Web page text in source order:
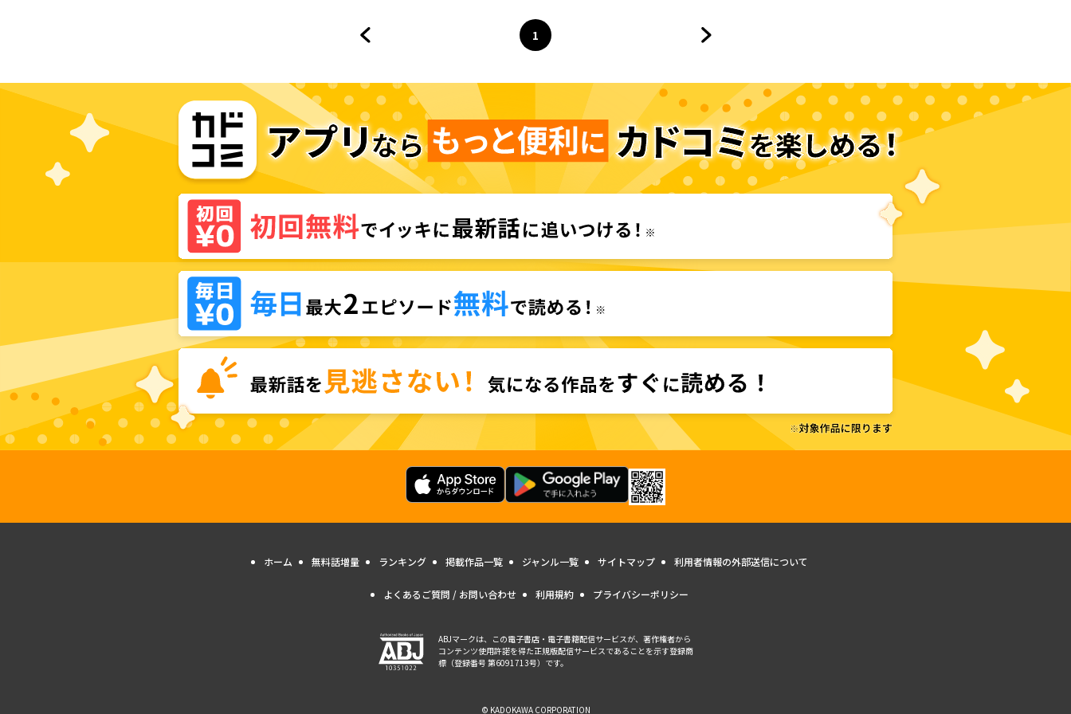
ページ
1
へ
ホーム 無料話増量 ランキング 掲載作品一覧 ジャンル一覧 サイトマップ 利用者情報の外部送信について
よくあるご質問 / お問い合わせ 利用規約 プライバシーポリシー
ABJマークは、この電子書店・電子書籍配信サービスが、著作権者から
コンテンツ使用許諾を得た正規版配信サービスであることを示す登録商
標（登録番号 第6091713号）です。
© KADOKAWA CORPORATION